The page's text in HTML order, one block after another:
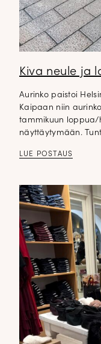
Kiva neule ja
Aurinko paistoi
Kaipaan niin
tammikuun loppua/
näyttäytymään.
LUE POSTAUS